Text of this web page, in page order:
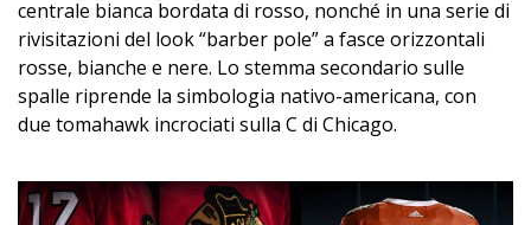
centrale bianca bordata di rosso, nonché in una serie di
rivisitazioni del look “barber pole” a fasce orizzontali
rosse, bianche e nere. Lo stemma secondario sulle
spalle riprende la simbologia nativo-americana, con
due tomahawk incrociati sulla C di Chicago.